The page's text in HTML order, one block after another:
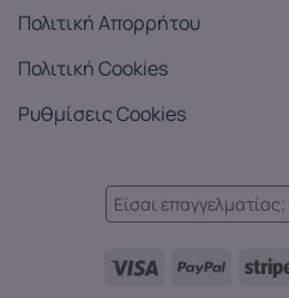
Πολιτική Απορρήτου
Πολιτική Cookies
Ρυθμίσεις Cookies
Είσαι επαγγελματίας;